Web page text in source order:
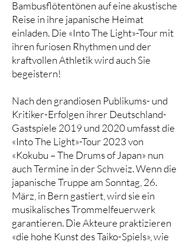
Bambusflötentönen auf eine akustische
Reise in ihre japanische Heimat
einladen. Die «Into The Light»-Tour mit
ihren furiosen Rhythmen und der
kraftvollen Athletik wird auch Sie
begeistern!
Nach den grandiosen Publikums- und
Kritiker-Erfolgen ihrer Deutschland-
Gastspiele 2019 und 2020 umfasst die
«Into The Light»-Tour 2023 von
«Kokubu – The Drums of Japan» nun
auch Termine in der Schweiz. Wenn die
japanische Truppe am Sonntag, 26.
März, in Bern gastiert, wird sie ein
musikalisches Trommelfeuerwerk
garantieren. Die Akteure praktizieren
«die hohe Kunst des Taiko-Spiels», wie